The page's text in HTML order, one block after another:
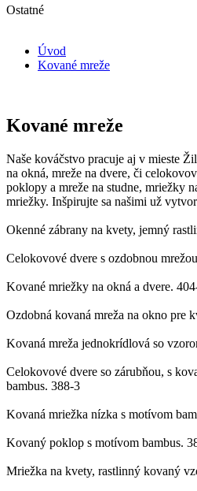
Ostatné
Úvod
Kované mreže
Kované mreže
Naše kováčstvo pracuje aj v mieste
na okná, mreže na dvere, či
poklopy a mreže na studne, mriežky
mriežky. Inšpirujte sa našimi už
Okenné zábrany na kvety, jemný
Celokovové dvere s ozdobnou
Kované mriežky na okná a dvere.
Ozdobná kovaná mreža na okno pre
Kovaná mreža jednokrídlová so
Celokovové dvere so zárubňou, s
bambus. 388-3
Kovaná mriežka nízka s motívom
Kovaný poklop s motívom bambus.
Mriežka na kvety, rastlinný kovaný